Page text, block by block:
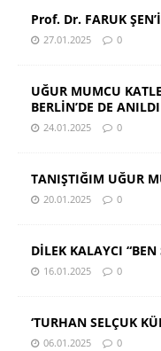
Prof. Dr. FARUK
27.01.2025 0
UĞUR MUMCU
BERLİN’DE DE ANILDI
24.01.2025 0
TANIŞTIĞIM UĞUR
20.01.2025 0
DİLEK KALAYCI
16.01.2025 0
‘TURHAN SELÇUK
06.01.2025 0